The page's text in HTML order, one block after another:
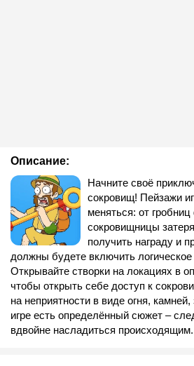
Описание:
Начните своё
сокровищ! Пейзажи
меняться: от
сокровищницы
получить награду и
должны будете включить
Открывайте створки на локациях в
чтобы открыть себе доступ к
на неприятности в виде огня,
игре есть определённый сюжет –
вдвойне насладиться происходящим.